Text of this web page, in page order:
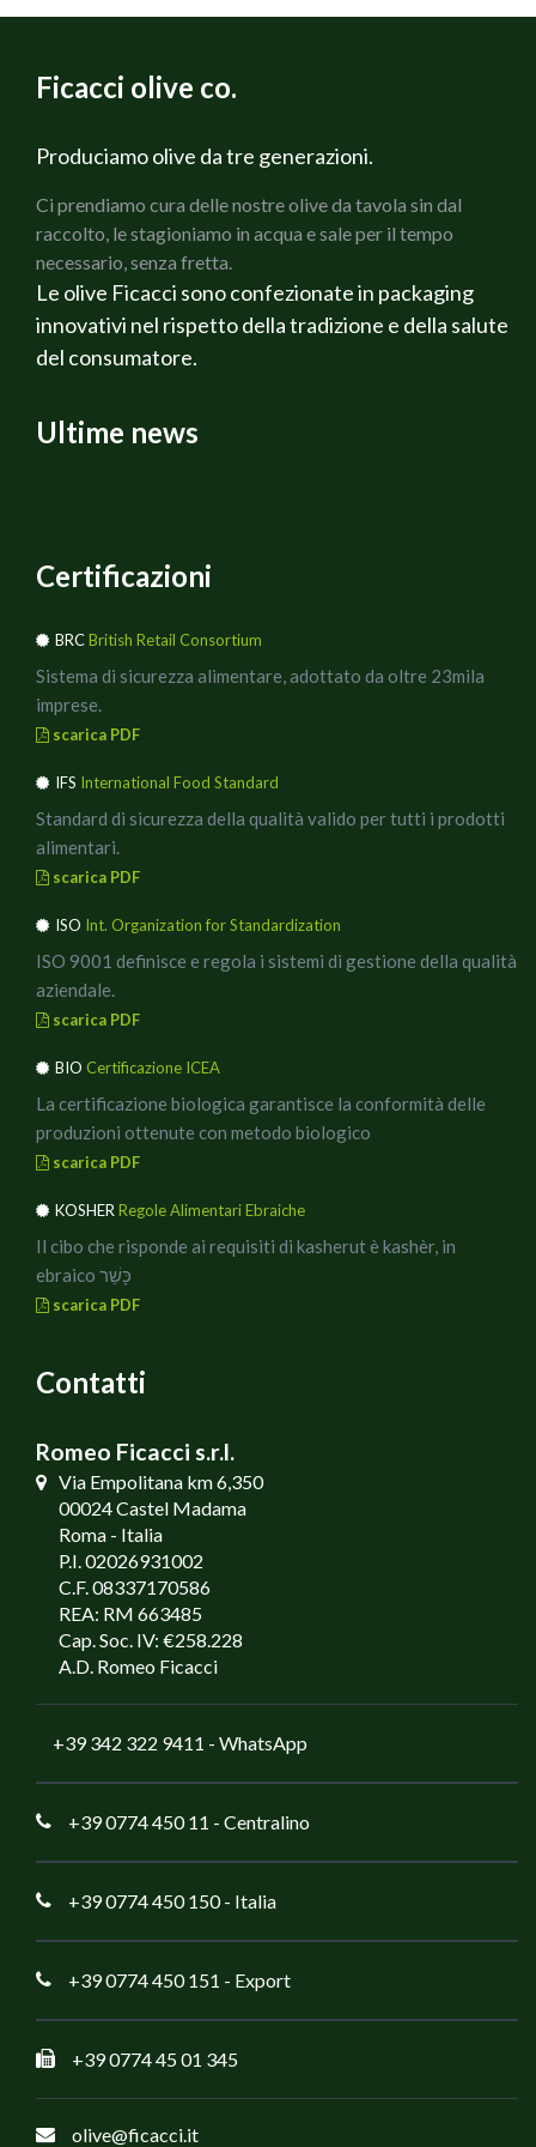
pangrattato, fatto rosolare a parte in un padellino ed
peperoni,nasello,germogli,trito olive,un filo d`olio e una
N:B ho omesso il sale perche` non ho lavato i capperi
Ficacci olive co.
Produciamo olive da tre generazioni.
Ci prendiamo cura delle nostre olive da tavola sin dal
raccolto, le stagioniamo in acqua e sale per il tempo
necessario, senza fretta.
Le olive Ficacci sono confezionate in packaging
innovativi nel rispetto della tradizione e della salute
del consumatore.
Ultime news
Certificazioni
BRCBritish Retail Consortium
Sistema di sicurezza alimentare, adottato da oltre 23mila
imprese.
scarica PDF
IFS International Food Standard
Standard di sicurezza della qualità valido per tutti i prodotti
alimentari.
scarica PDF
ISO Int. Organization for Standardization
ISO 9001 definisce e regola i sistemi di gestione della qualità
aziendale.
scarica PDF
BIO Certificazione ICEA
La certificazione biologica garantisce la conformità delle
produzioni ottenute con metodo biologico
scarica PDF
KOSHERRegole Alimentari Ebraiche
Il cibo che risponde ai requisiti di kasherut è kashèr, in
ebraico כָּשֵׁר
scarica PDF
Contatti
Romeo Ficacci s.r.l.
Via Empolitana km 6,350
00024 Castel Madama
Roma - Italia
P.I. 02026931002
C.F. 08337170586
REA: RM 663485
Cap. Soc. IV: €258.228
A.D. Romeo Ficacci
+39 342 322 9411 - WhatsApp
+39 0774 450 11 - Centralino
+39 0774 450 150- Italia
+39 0774 450 151 - Export
+39 0774 45 01 345
olive@ficacci.it